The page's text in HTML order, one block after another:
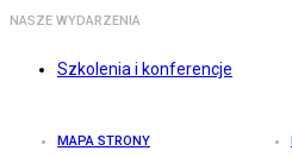
NASZE WYDARZENIA
Szkolenia i konferencje
MAPA STRONY